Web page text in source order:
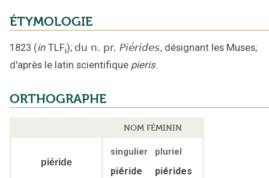
ÉTYMOLOGIE
1823 (in TLFi); du n. pr. Piérides, désignant les Muses;
d'après le latin scientifique pieris.
ORTHOGRAPHE
NOM FÉMININ
piéride
singulier pluriel
piéride piérides